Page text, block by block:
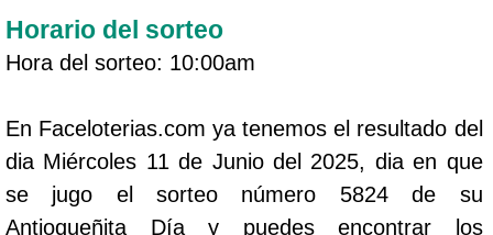
Horario del sorteo
Hora del sorteo: 10:00am
En Faceloterias.com ya tenemos el resultado del
dia Miércoles 11 de Junio del 2025, dia en que
se jugo el sorteo número 5824 de su
Antioqueñita Día y puedes encontrar los